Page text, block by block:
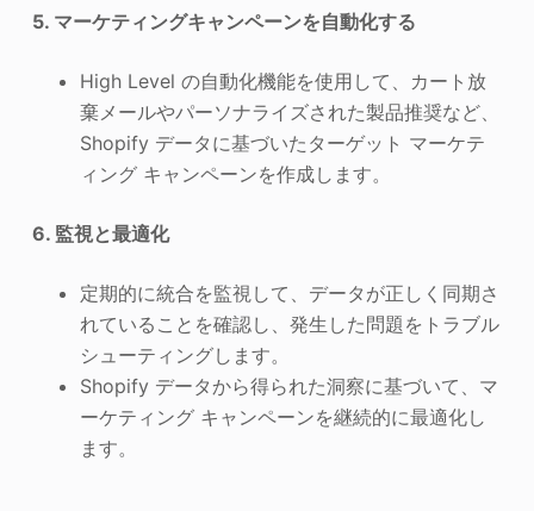
5. マーケティングキャンペーンを自動化する
High Level の自動化機能を使用して、カート放
棄メールやパーソナライズされた製品推奨など、
Shopify データに基づいたターゲット マーケテ
ィング キャンペーンを作成します。
6. 監視と最適化
定期的に統合を監視して、データが正しく同期さ
れていることを確認し、発生した問題をトラブル
シューティングします。
Shopify データから得られた洞察に基づいて、マ
ーケティング キャンペーンを継続的に最適化し
ます。